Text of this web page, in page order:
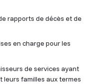
rapports de décès et de
en charge pour les
de services ayant
leurs familles aux termes